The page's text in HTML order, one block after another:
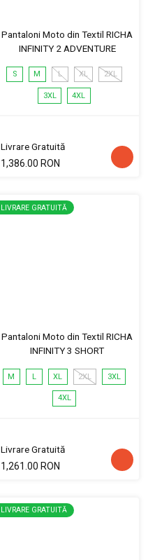
Pantaloni Moto din Textil RICHA
INFINITY 2 ADVENTURE
S M L XL 2XL
3XL 4XL
Livrare Gratuită
1,386.00 RON
LIVRARE GRATUITĂ
Pantaloni Moto din Textil RICHA
INFINITY 3 SHORT
M L XL 2XL 3XL
4XL
Livrare Gratuită
1,261.00 RON
LIVRARE GRATUITĂ